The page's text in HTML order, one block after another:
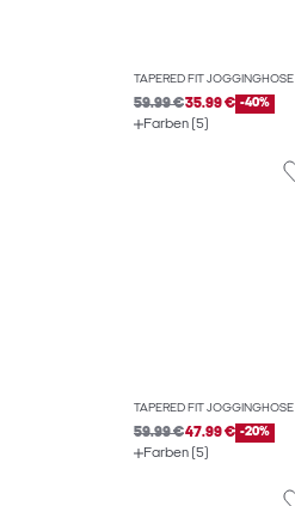
TAPERED FIT JOGGINGHOSE
59.99 €35.99 € -40%
Farben (5)
TAPERED FIT JOGGINGHOSE
59.99 €47.99 € -20%
Farben (5)